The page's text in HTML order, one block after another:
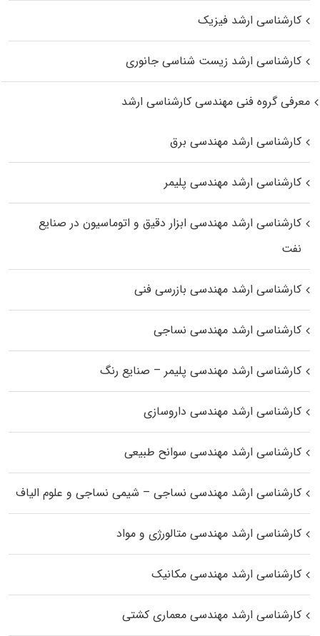
کارشناسی ارشد فیزیک
کارشناسی ارشد زیست‌ شناسی جانوری
معرفی گروه فنی مهندسی کارشناسی ارشد
کارشناسی ارشد مهندسی برق
کارشناسی ارشد مهندسی پلیمر
کارشناسی ارشد مهندسی ابزار دقیق و اتوماسیون در صنایع
نفت
کارشناسی ارشد مهندسی بازرسی فنی
کارشناسی ارشد مهندسی نساجی
کارشناسی ارشد مهندسی پلیمر – صنایع رنگ
کارشناسی ارشد مهندسی داروسازی
کارشناسی ارشد مهندسی سوانح طبیعی
کارشناسی ارشد مهندسی نساجی – شیمی نساجی و علوم الیاف
کارشناسی ارشد مهندسی متالورژی و مواد
کارشناسی ارشد مهندسی مکانیک
کارشناسی ارشد مهندسی معماری کشتی